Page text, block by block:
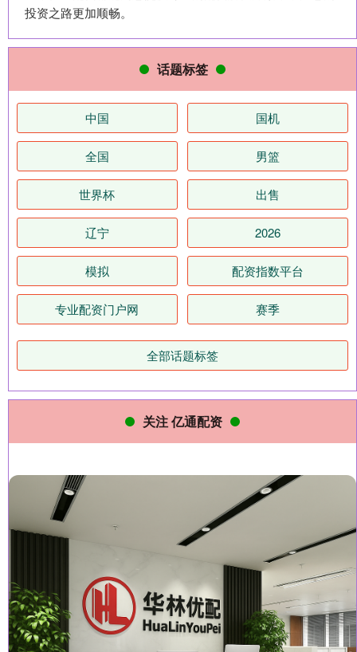
投资之路更加顺畅。
话题标签
中国 国机
全国 男篮
世界杯 出售
辽宁 2026
模拟 配资指数平台
专业配资门户网 赛季
全部话题标签
关注 亿通配资